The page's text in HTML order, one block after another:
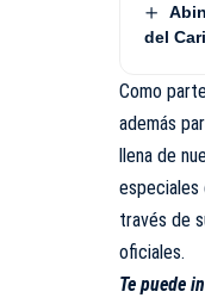
del
Como
además
llena de
especiales
través de
oficiales.
Te puede